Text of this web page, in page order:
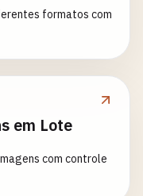
formatos com
em Lote
com controle